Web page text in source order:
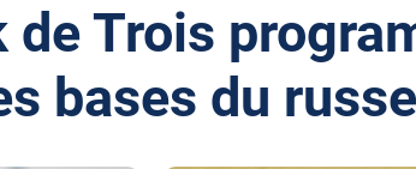
de Trois
bases du